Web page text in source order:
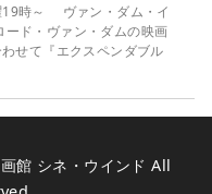
時～ ヴァン・ダム・イ
ド・ヴァン・ダムの映画
せて『エクスペンダブル
館 シネ・ウインド All